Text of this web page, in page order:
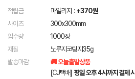
적립금 마일리지 : +370원
사이즈
300x300mm
입수량
1000장
재질
노루지코팅지35g
발송마감
🚚 오늘출발상품
[CJ택배] 평일 오후 4시까지 결제 시